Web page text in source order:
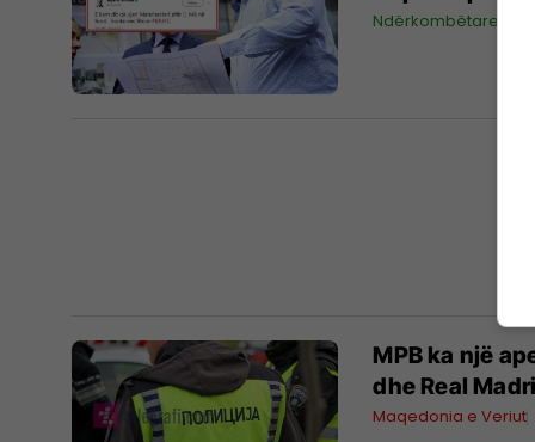
Ndërkombëtare
MPB ka një
dhe Real
Maqedonia e Veriut